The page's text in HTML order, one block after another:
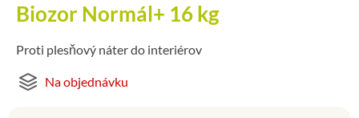
Biozor Normál+ 16 kg
Proti plesňový náter do interiérov
Na objednávku